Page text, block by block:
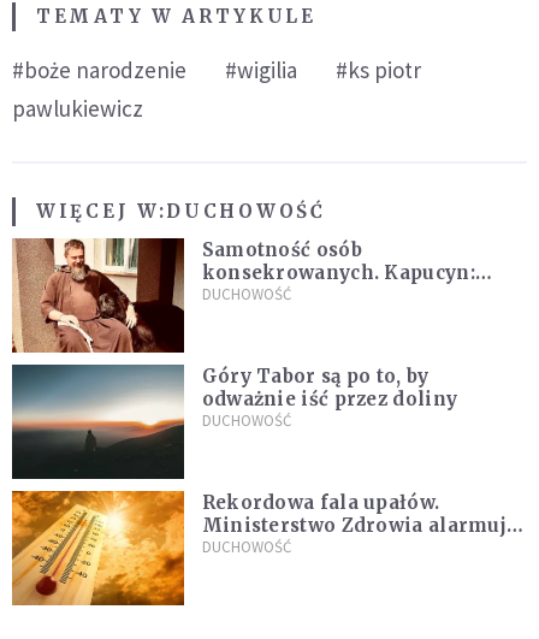
TEMATY W ARTYKULE
#boże narodzenie #wigilia
#ks piotr
pawlukiewicz
WIĘCEJ W:DUCHOWOŚĆ
Samotność osób
konsekrowanych. Kapucyn:
Życie w pojedynkę rzadko jest
DUCHOWOŚĆ
Góry Tabor są po to, by
odważnie iść przez doliny
DUCHOWOŚĆ
Rekordowa fala upałów.
Ministerstwo Zdrowia alarmuje
po doświadczeniach z czerwca
DUCHOWOŚĆ